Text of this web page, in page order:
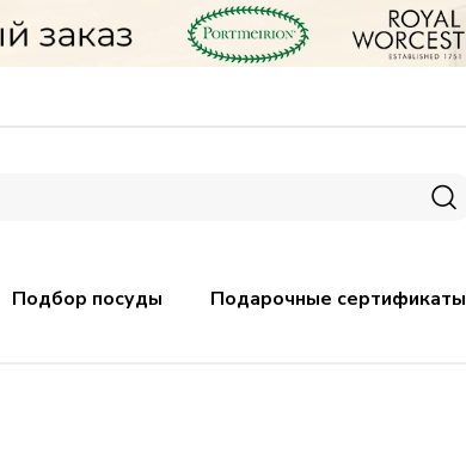
Подбор посуды Подарочные сертификаты